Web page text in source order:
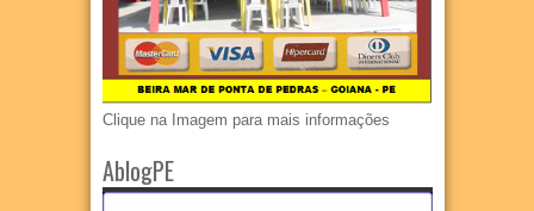
Clique na Imagem para mais informações
AblogPE